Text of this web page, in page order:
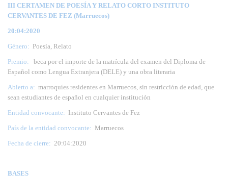
III CERTAMEN DE POESÍA Y RELATO CORTO INSTITUTO
CERVANTES DE FEZ (Marruecos)
20:04:2020
Género: Poesía, Relato
Premio:
beca por el importe de la matrícula del examen del Diploma de
Español como Lengua Extranjera (DELE) y una obra literaria
Abierto a: marroquíes residentes en Marruecos, sin restricción de edad, que
sean estudiantes de español en cualquier institución
Entidad convocante: Instituto Cervantes de Fez
País de la entidad convocante: Marruecos
Fecha de cierre: 20:04:2020
BASES